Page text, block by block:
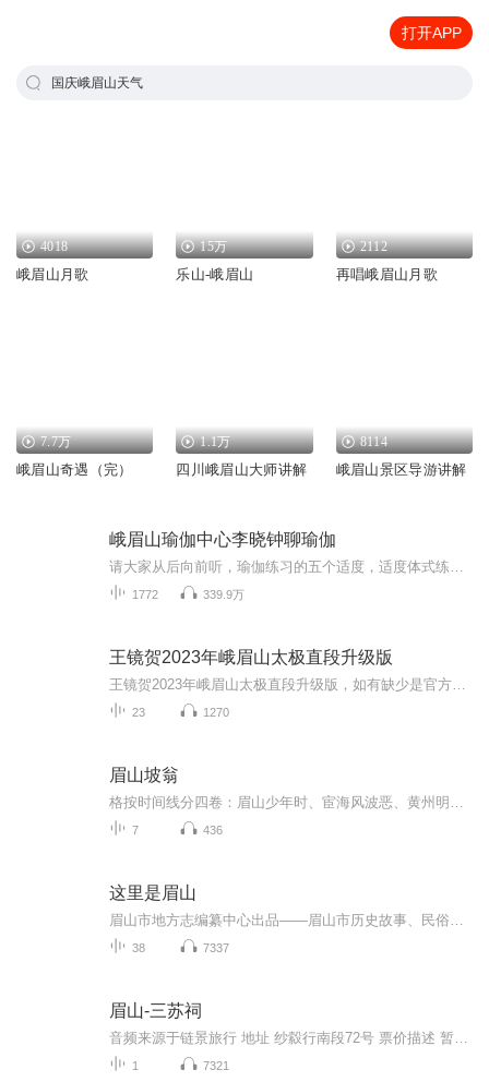
打开APP
国庆峨眉山天气
4018
峨眉山月歌
15万
乐山-峨眉山
2112
再唱峨眉山月歌
7.7万
峨眉山奇遇（完）
1.1万
四川峨眉山大师讲解
8114
峨眉山景区导游讲解
峨眉山瑜伽中心李晓钟聊瑜伽
1772 339.9万
王镜贺2023年峨眉山太极直段升级版
23 1270
眉山坡翁
7 436
这里是眉山
38 7337
眉山-三苏祠
1 7321